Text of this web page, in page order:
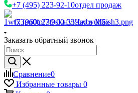
+7 (495) 223-92-10отдел продаж
+7 (960) 230-00-33Чат в Max
Заказать обратный звонок
Сравнение0
Избранные товары 0